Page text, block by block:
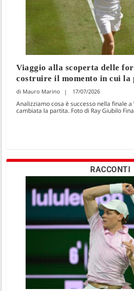
Viaggio alla scoperta delle
costruire il momento in cui la
Mauro Marino 17/07/2026
Analizziamo cosa è successo nella finale
cambiata la partita. Foto di Ray Giubilo
RACCONTI